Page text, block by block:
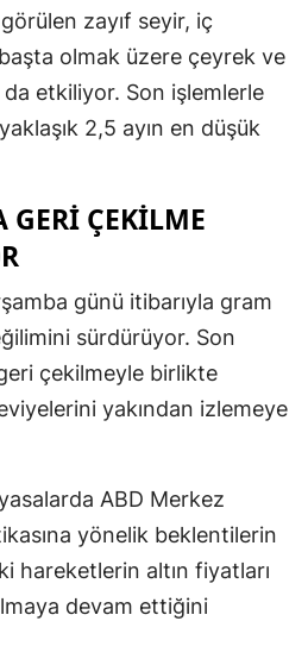
zayıf seyir, iç
olmak üzere çeyrek ve
da etkiliyor. Son işlemlerle
2,5 ayın en düşük
ÇEKILME
günü itibarıyla gram
sürdürüyor. Son
çekilmeyle birlikte
yakından izlemeye
ABD Merkez
yönelik beklentilerin
hareketlerin altın fiyatları
devam ettiğini